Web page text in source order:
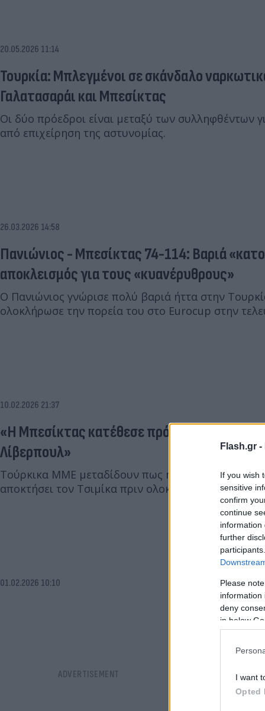
Flash.gr -
If you wish
sensitive
confirm
continue
information
further
Please
information
deny
in below
I want
Opted
20.05.2026 11:14
Τουρκία: Μπλεγμένοι σε σκάνδαλο
Γαλατασαράι και Μπεσίκτας
Οι δύο πρόεδροι είναι μεταξύ των συλληφθέντων
από επιχείρηση της αστυνομίας.
26.03.2026 14:58
Πανιώνιος - Μπεσίκτας 74-114: Βαριά
αποκλεισμός για τους «κυανέρυθρους»
Ο Πανιώνιος γνώρισε πολύ βαριά ήττα στην
ολοκλήρωσε την πορεία του στο Eurocup στην
10.02.2026 21:37
«Η Μπεσίκτας κατέθεσε πρόταση για τον
Λίβερπουλ»
Τούρκικα ΜΜΕ μεταδίδουν πως η Μπεσίκτας
αποκτήσει τον Τσιμίκα πριν ολοκληρωθεί η
01.02.2026 10:10